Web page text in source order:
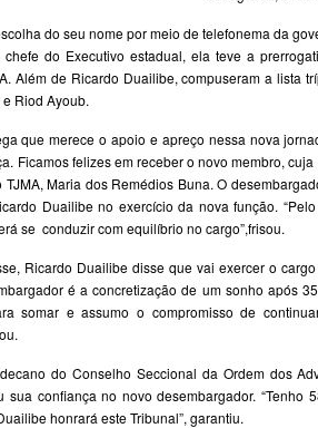
do seu nome por meio de telefonema da
do Executivo estadual, ela teve a
Além de Ricardo Duailibe, compuseram a lista
Riod Ayoub.
que merece o apoio e apreço nessa nova
Ficamos felizes em receber o novo membro,
Maria dos Remédios Buna. O
Duailibe no exercício da nova função.
se conduzir com equilíbrio no cargo”,frisou.
Ricardo Duailibe disse que vai exercer o
é a concretização de um sonho após
somar e assumo o compromisso de
do Conselho Seccional da Ordem dos
sua confiança no novo desembargador. “Tenho
honrará este Tribunal”, garantiu.